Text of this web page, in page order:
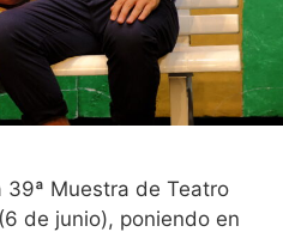
39ª Muestra de Teatro
de junio), poniendo en